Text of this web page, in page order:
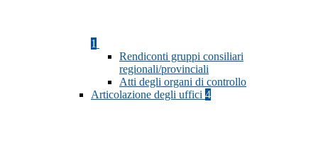
1
Rendiconti gruppi consiliari
regionali/provinciali
Atti degli organi di controllo
Articolazione degli uffici 4